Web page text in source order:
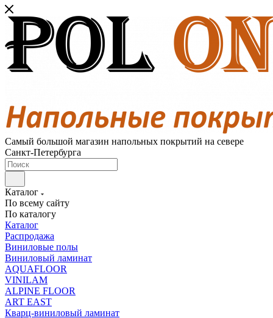
Самый большой магазин напольных покрытий на севере
Санкт-Петербурга
Каталог
По всему сайту
По каталогу
Каталог
Распродажа
Виниловые полы
Виниловый ламинат
AQUAFLOOR
VINILAM
ALPINE FLOOR
ART EAST
Кварц-виниловый ламинат